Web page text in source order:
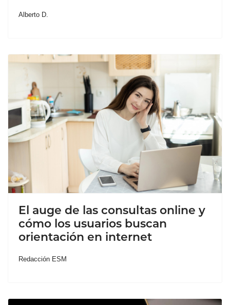
Alberto D.
El auge de las consultas online y
cómo los usuarios buscan
orientación en internet
Redacción ESM